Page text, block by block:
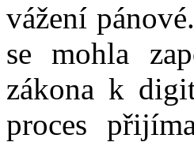
vážení
se mohla
zákona k
proces